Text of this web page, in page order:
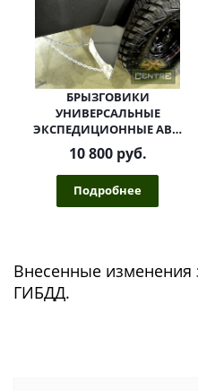
БРЫЗГОВИКИ
УНИВЕРСАЛЬНЫЕ
ЭКСПЕДИЦИОННЫЕ АВС-
ДИЗАЙН 300 ММ
10 800 руб.
Подробнее
Внесенные изменения
ГИБДД.